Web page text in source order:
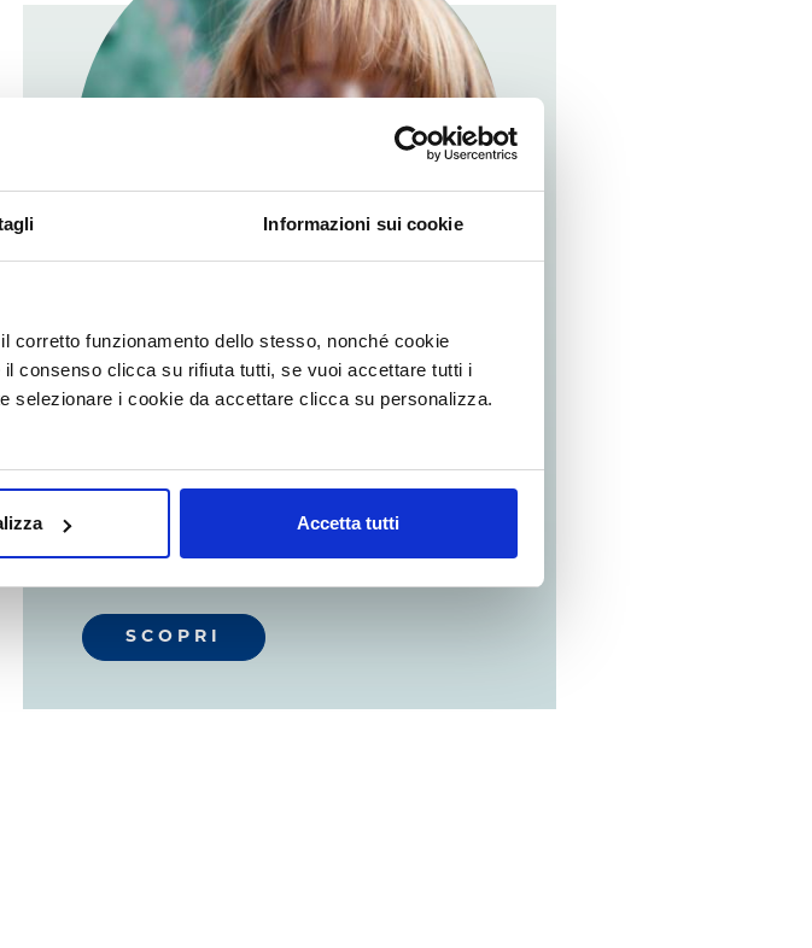
Informazioni sui cookie
funzionamento dello stesso, nonché cookie
consenso clicca su rifiuta tutti, se vuoi accettare tutti i
i cookie da accettare clicca su personalizza.
Accetta tutti
COME FARE LE
BOLLE DI
SAPONE IN CASA
SCOPRI